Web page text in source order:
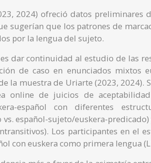
2024) ofreció datos preliminares
sugerían que los patrones de
por la lengua del sujeto.
dar continuidad al estudio de las
de caso en enunciados mixtos
la muestra de Uriarte (2023, 2024).
online de juicios de
español con diferentes
español-sujeto/euskera-predicado)
Los participantes en el
con euskera como primera lengua